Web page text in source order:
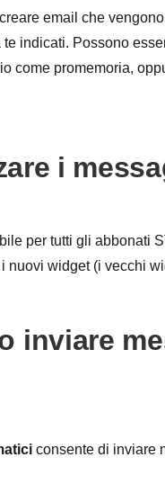
email che
indicati. Possono
come promemoria,
i
per tutti gli abbonati
nuovi widget (i vecchi
inviare
consente di inviare